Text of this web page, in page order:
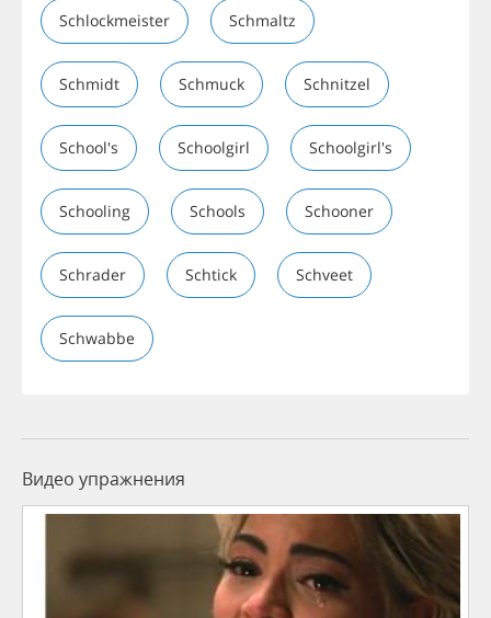
Schlockmeister Schmaltz
Schmidt Schmuck Schnitzel
School's Schoolgirl Schoolgirl's
Schooling Schools Schooner
Schrader Schtick Schveet
Schwabbe
Видео упражнения